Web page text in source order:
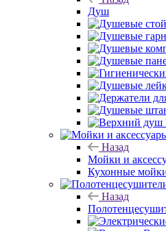
Душ
Назад
Мойки и
Кухонные
Назад